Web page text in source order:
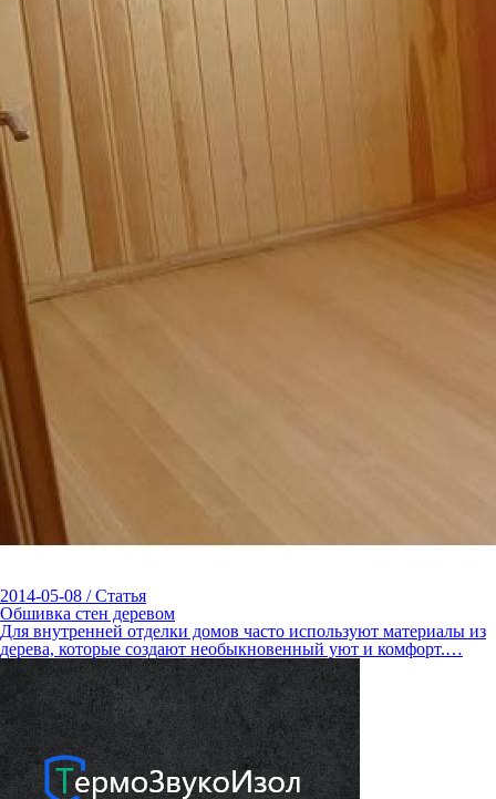
2014-05-08 / Статья
Обшивка стен деревом
Для внутренней отделки домов часто используют материалы из
дерева, которые создают необыкновенный уют и комфорт.…